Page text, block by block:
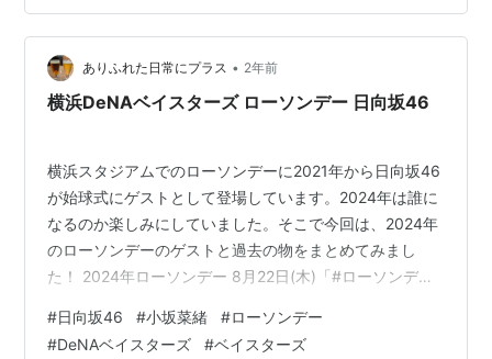
れつつありましたが、個人的には思ったより早く実現し
たように見えました。しかし、実際には4年前から構想自
体はあり、2年前から行政との交渉に入っていたようでし
た。 www.yo…
ありふれた日常にプラス • 2年前
横浜DeNAベイスターズ ローソンデー 日向坂46
横浜スタジアムでのローソンデーに2021年から日向坂46
が始球式にゲストとして登場しています。2024年は誰に
なるのか楽しみにしていました。そこで今回は、2024年
のローソンデーのゲストと過去の物をまとめてみまし
た！ 2024年ローソンデー 8月22日(木)「#ローソンデ
ます！🏟⚾️#baystars @hinatazaka46
pic.twitter.com/BojTapcT31 — 横浜DeNAベイスターズ
#日向坂46 #小坂菜緒 #ローソンデー
#DeNAベイスターズ #ベイスターズ